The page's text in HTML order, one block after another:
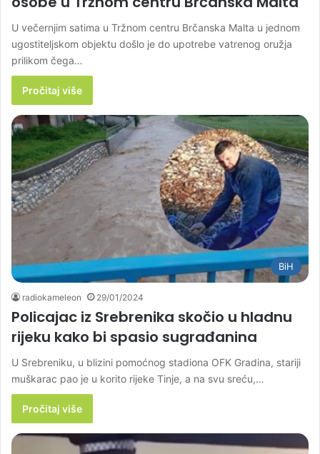
U večernjim satima u Tržnom centru Brčanska Malta u jednom
ugostiteljskom objektu došlo je do upotrebe vatrenog oružja
prilikom čega…
Pročitaj više
BiH
radiokameleon 29/01/2024
Policajac iz Srebrenika skočio u hladnu
rijeku kako bi spasio sugrađanina
U Srebreniku, u blizini pomoćnog stadiona OFK Gradina, stariji
muškarac pao je u korito rijeke Tinje, a na svu sreću,…
Pročitaj više